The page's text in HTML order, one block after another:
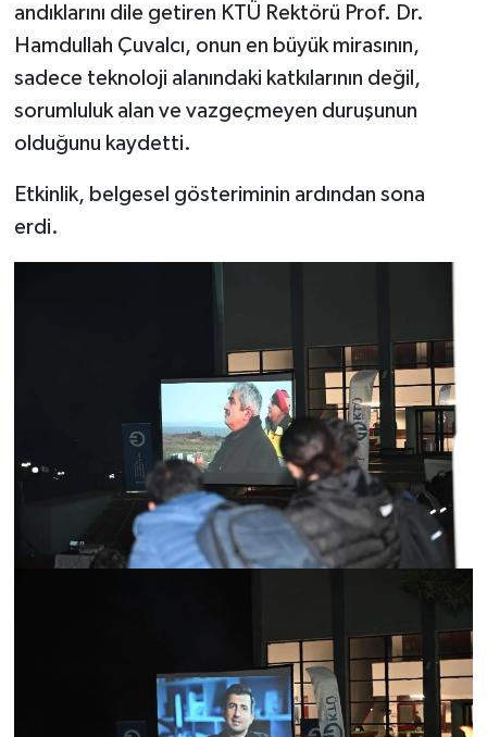
andıklarını dile getiren KTÜ Rektörü Prof. Dr.
Hamdullah Çuvalcı, onun en büyük mirasının,
sadece teknoloji alanındaki katkılarının değil,
sorumluluk alan ve vazgeçmeyen duruşunun
olduğunu kaydetti.
Etkinlik, belgesel gösteriminin ardından sona
erdi.